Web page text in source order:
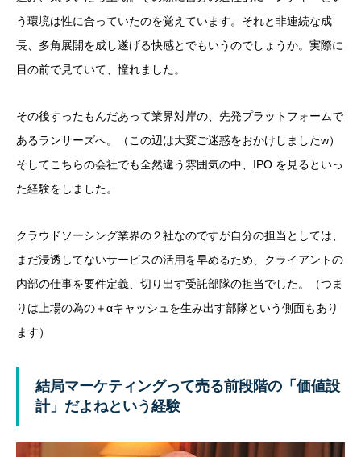
う環境は性に合っていたのを覚えています。それと非連続な成
長、多角展開を成し遂げる快感とでもいうのでしょうか。実際に
目の前で見ていて、憧れました。
その後すったもんだあって業界対岸の、先発プラットフォームで
あるランサーズへ。（この辺は大変ご迷惑をおかけしましたw）
そしてこちらの会社でも全然違う雰囲気の中、IPO を見るといっ
た経験をしました。
クラウドソーシング業界の２社なのですが自分の担当としては、
まだ浸透してないサービスの活用を早めるため、クライアントの
内部の仕事を要件定義、切り出す受託部隊の担当でした。（つま
りは上場の為の＋αキャッシュを生み出す部隊という側面もあり
ます）
結局マーケティングって売る前段階の「価値設
計」だよねという経験